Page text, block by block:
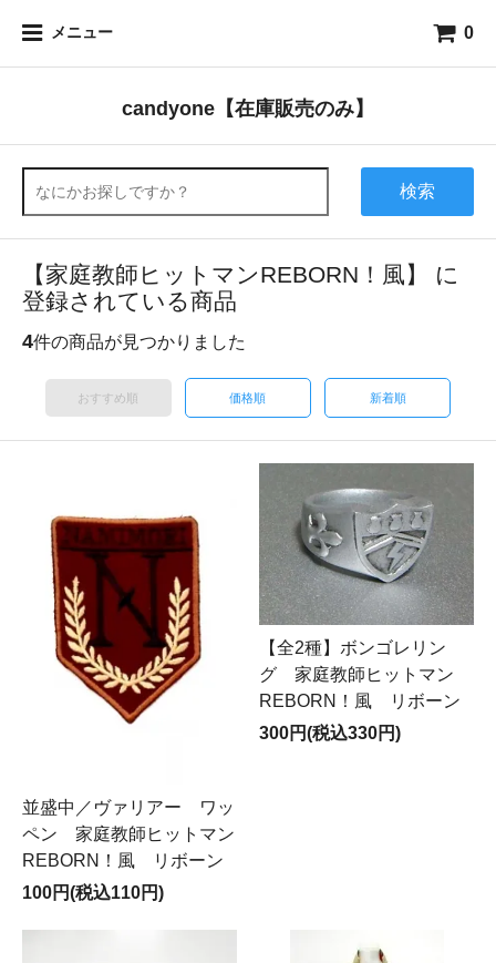
メニュー 0
candyone【在庫販売のみ】
検索
【家庭教師ヒットマンREBORN！風】 に
登録されている商品
4件の商品が見つかりました
おすすめ順 価格順 新着順
並盛中／ヴァリアー ワッ
ペン 家庭教師ヒットマン
REBORN！風 リボーン
100円(税込110円)
【全2種】ボンゴレリン
グ 家庭教師ヒットマン
REBORN！風 リボーン
300円(税込330円)